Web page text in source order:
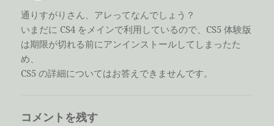
通りすがりさん、アレってなんでしょう？
いまだに CS4 をメインで利用しているので、CS5 体験版
は期限が切れる前にアンインストールしてしまったた
め、
CS5 の詳細についてはお答えできませんです。
コメントを残す